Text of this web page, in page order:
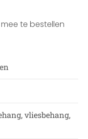
te bestellen
vliesbehang,